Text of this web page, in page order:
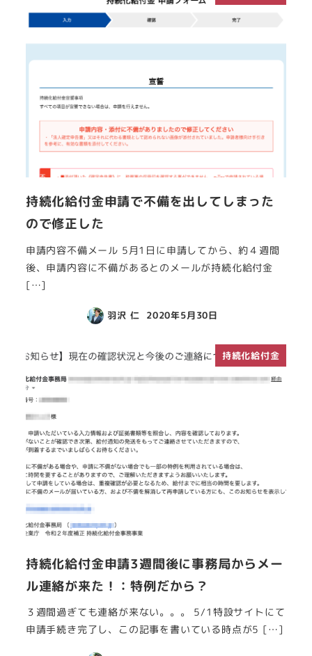
持続化給付金申請で不備を出してしまった
ので修正した
申請内容不備メール 5月1日に申請してから、約４週間
後、申請内容に不備があるとのメールが持続化給付金
[…]
羽沢 仁 2020年5月30日
持続化給付金
持続化給付金申請3週間後に事務局からメー
ル連絡が来た！：特例だから？
３週間過ぎても連絡が来ない。。。 5/1特設サイトにて
申請手続き完了し、この記事を書いている時点が5 […]